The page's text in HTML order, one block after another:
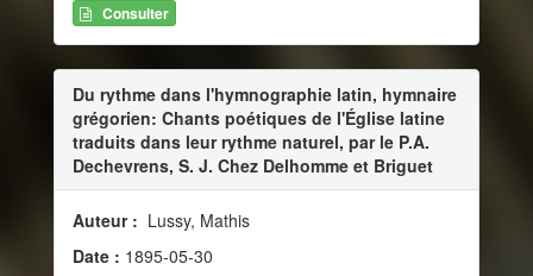
Consulter
Du rythme dans l'hymnographie latin, hymnaire
grégorien: Chants poétiques de l'Église latine
traduits dans leur rythme naturel, par le P.A.
Dechevrens, S. J. Chez Delhomme et Briguet
Auteur : Lussy, Mathis
Date : 1895-05-30